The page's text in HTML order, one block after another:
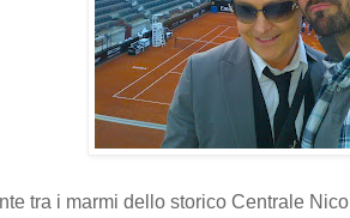
tra i marmi dello storico Centrale